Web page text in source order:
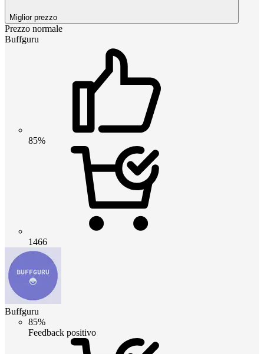
Miglior prezzo
Prezzo normale
Buffguru
85%
1466
Buffguru
85%
Feedback positivo